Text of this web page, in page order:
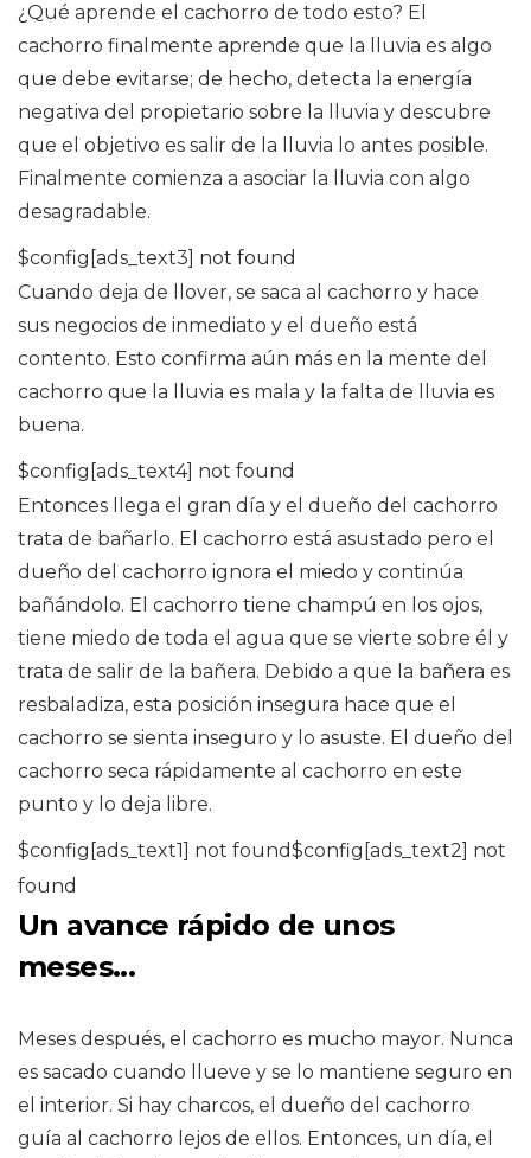
¿Qué aprende el cachorro de todo esto? El
cachorro finalmente aprende que la lluvia es algo
que debe evitarse; de hecho, detecta la energía
negativa del propietario sobre la lluvia y descubre
que el objetivo es salir de la lluvia lo antes posible.
Finalmente comienza a asociar la lluvia con algo
desagradable.
$config[ads_text3] not found
Cuando deja de llover, se saca al cachorro y hace
sus negocios de inmediato y el dueño está
contento. Esto confirma aún más en la mente del
cachorro que la lluvia es mala y la falta de lluvia es
buena.
$config[ads_text4] not found
Entonces llega el gran día y el dueño del cachorro
trata de bañarlo. El cachorro está asustado pero el
dueño del cachorro ignora el miedo y continúa
bañándolo. El cachorro tiene champú en los ojos,
tiene miedo de toda el agua que se vierte sobre él y
trata de salir de la bañera. Debido a que la bañera es
resbaladiza, esta posición insegura hace que el
cachorro se sienta inseguro y lo asuste. El dueño del
cachorro seca rápidamente al cachorro en este
punto y lo deja libre.
$config[ads_text1] not found$config[ads_text2] not
found
Un avance rápido de unos
meses...
Meses después, el cachorro es mucho mayor. Nunca
es sacado cuando llueve y se lo mantiene seguro en
el interior. Si hay charcos, el dueño del cachorro
guía al cachorro lejos de ellos. Entonces, un día, el